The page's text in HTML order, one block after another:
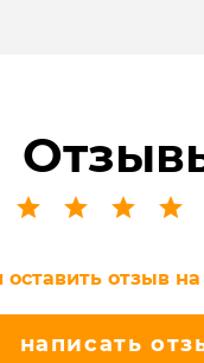
отзыв
написать